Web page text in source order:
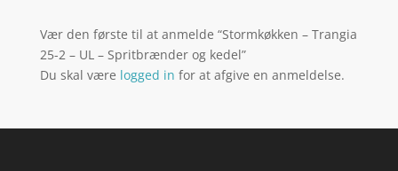
Vær den første til at anmelde “Stormkøkken – Trangia
25-2 – UL – Spritbrænder og kedel”
Du skal være logged in for at afgive en anmeldelse.